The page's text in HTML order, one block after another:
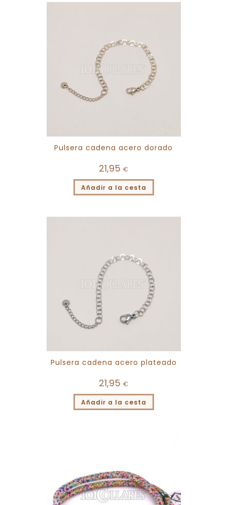
Pulsera cadena acero dorado
21,95 €
Añadir a la cesta
Pulsera cadena acero plateado
21,95 €
Añadir a la cesta